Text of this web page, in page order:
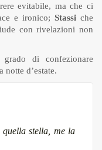
evitabile, ma che ci
e ironico;Stassi che
con rivelazioni non
di confezionare
d’estate.
stella, me la